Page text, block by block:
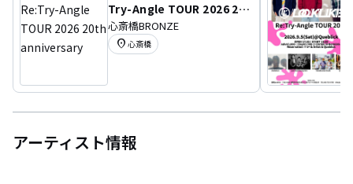
Try-Angle TOUR 2026 20t
h anniversary
心斎橋BRONZE
location_on 心斎橋
アーティスト情報